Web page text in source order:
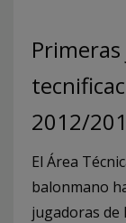
2012/
El Área
balonmano
jugadoras de